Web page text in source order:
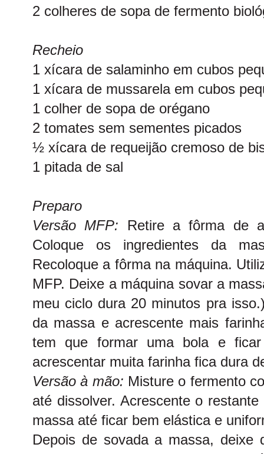
2 colheres de sopa de fermento
Recheio
1 xícara de salaminho em cubos
1 xícara de mussarela em cubos
1 colher de sopa de orégano
2 tomates sem sementes picados
½ xícara de requeijão cremoso de
1 pitada de sal
Preparo
Versão MFP: Retire a fôrma de
Coloque os ingredientes da
Recoloque a fôrma na máquina.
MFP. Deixe a máquina sovar a
meu ciclo dura 20 minutos pra
da massa e acrescente mais
tem que formar uma bola e ficar
acrescentar muita farinha fica dura
Versão à mão: Misture o fermento
até dissolver. Acrescente o
massa até ficar bem elástica e
Depois de sovada a massa, deixe